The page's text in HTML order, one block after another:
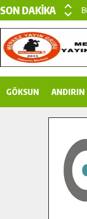
SON DAKİKA
GÖKSUN ANDIRIN